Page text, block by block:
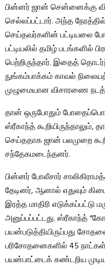
பின்னர் ஜான் சென்னைக்கு
செல்லப்பட்டார். அந்த
செய்தவர்களின் பட்டியலை
பட்டியலில் தமிழ் படங்களில்
பெற்றிருந்தார். இதைத்
நுங்கம்பாக்கம் காவல்
முழுமையான விசாரணை
தான் ஒருபோதும்
ஸ்ரீகாந்த்
செய்ததாக ஜான் பலமுறை
சந்தேகமடைந்தனர்.
பின்னர் போலீசார்
தேடினர், ஆனால் எதுவும்
இரத்த மாதிரி எடுக்கப்பட்டு
அனுப்பப்பட்டது. ஸ்ரீகாந்த்
பயன்படுத்தியிருப்பது
பரிசோதனைகளில் 45
பயன்பாட்டைக் கண்டறிய